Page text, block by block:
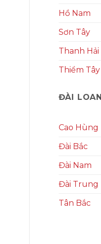
Hồ Nam
Sơn Tây
Thanh Hải
Thiểm Tây
ĐÀI LOAN
Cao Hùng
Đài Bắc
Đài Nam
Đài Trung
Tân Bắc